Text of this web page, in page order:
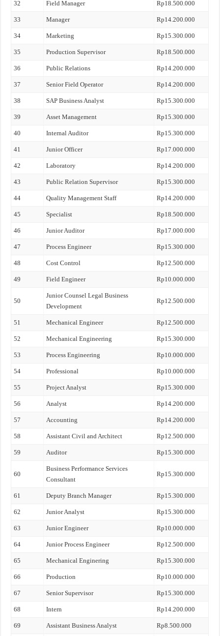
32 Field Manager Rp18.500.000
33 Manager Rp14.200.000
34 Marketing Rp15.300.000
35 Production Supervisor Rp18.500.000
36 Public Relations Rp14.200.000
37 Senior Field Operator Rp14.200.000
38 SAP Business Analyst Rp15.300.000
39 Asset Management Rp15.300.000
40 Internal Auditor Rp15.300.000
41 Junior Officer Rp17.000.000
42 Laboratory Rp14.200.000
43 Public Relation Supervisor Rp15.300.000
44 Quality Management Staff Rp14.200.000
45 Specialist Rp18.500.000
46 Junior Auditor Rp17.000.000
47 Process Engineer Rp15.300.000
48 Cost Control Rp12.500.000
49 Field Engineer Rp10.000.000
50
Junior Counsel Legal Business
Development
Rp12.500.000
51 Mechanical Engineer Rp12.500.000
52 Mechanical Engineering Rp15.300.000
53 Process Engineering Rp10.000.000
54 Professional Rp10.000.000
55 Project Analyst Rp15.300.000
56 Analyst Rp14.200.000
57 Accounting Rp14.200.000
58 Assistant Civil and Architect Rp12.500.000
59 Auditor Rp15.300.000
60
Business Performance Services
Consultant
Rp15.300.000
61 Deputy Branch Manager Rp15.300.000
62 Junior Analyst Rp15.300.000
63 Junior Engineer Rp10.000.000
64 Junior Process Engineer Rp12.500.000
65 Mechanical Enginering Rp15.300.000
66 Production Rp10.000.000
67 Senior Supervisor Rp15.300.000
68 Intern Rp14.200.000
69 Assistant Business Analyst Rp8.500.000